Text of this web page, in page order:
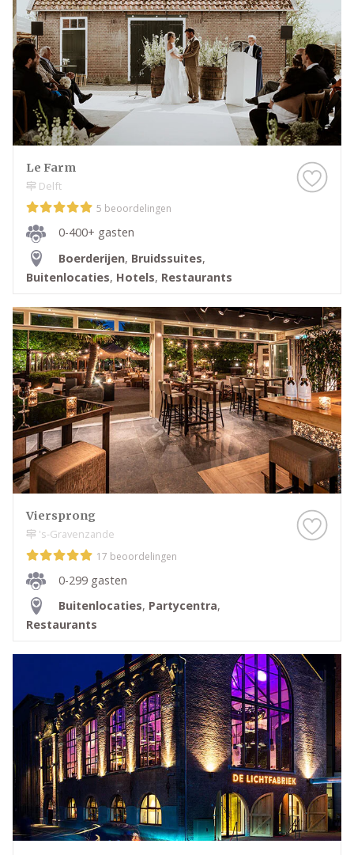
Le Farm
Delft
5 beoordelingen
0-400+ gasten
Boerderijen, Bruidssuites,
Buitenlocaties, Hotels, Restaurants
Viersprong
's-Gravenzande
17 beoordelingen
0-299 gasten
Buitenlocaties, Partycentra,
Restaurants